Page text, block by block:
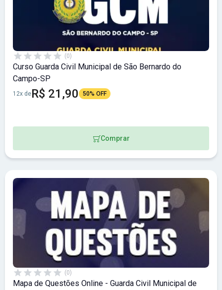
(0)
Curso Guarda Civil Municipal de São Bernardo do
Campo-SP
12x deR$ 21,90 50% OFF
Comprar
(0)
Mapa de Questões Online - Guarda Civil Municipal de